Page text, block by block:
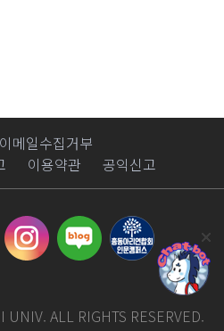
이메일수집거부
이용약관 공익신고
UNIV. ALL RIGHTS RESERVED.